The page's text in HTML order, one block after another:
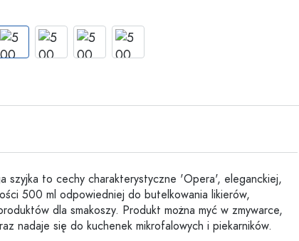
plastikowe
szyjka to cechy charakterystyczne 'Opera', eleganckiej,
500 ml odpowiedniej do butelkowania likierów,
dla smakoszy. Produkt można myć w zmywarce,
nadaje się do kuchenek mikrofalowych i piekarników.